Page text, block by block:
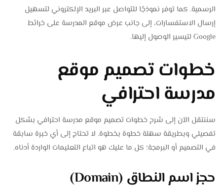
الرسمية. كما توفر نموذجًا للتواصل عبر البريد الإلكتروني لتسهيل
إرسال الاستفسارات، إلى جانب عرض موقع المدرسة على خرائط
Google لتيسير الوصول إليها.
خطوات تصميم موقع
مدرسة احترافي
سننتقل الآن إلى شرح خطوات تصميم موقع مدرسة احترافي بشكل
تفصيلي وبطريقة سهلة خطوة بخطوة. لا تحتاج إلى أي خبرة سابقة
في التصميم أو البرمجة؛ كل ما عليك هو اتباع التعليمات الواردة أدناه.
حجز اسم النطاق (Domain)